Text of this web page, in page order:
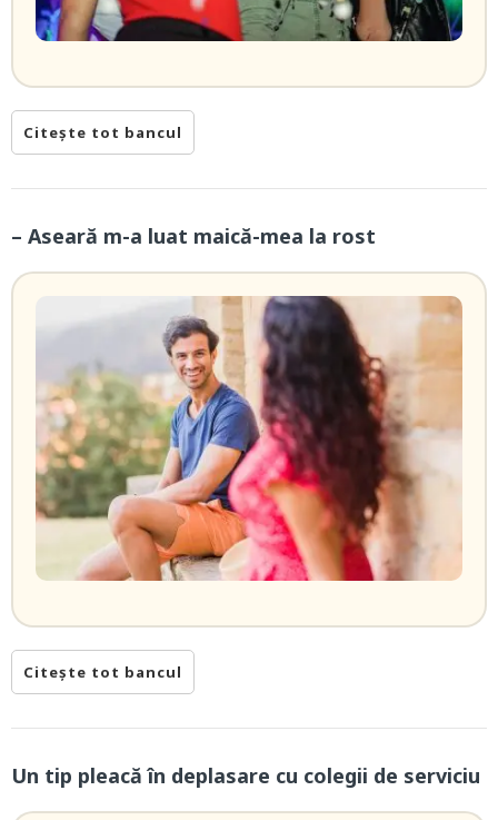
Citește tot bancul
– Aseară m-a luat maică-mea la rost
Citește tot bancul
Un tip pleacă în deplasare cu colegii de serviciu